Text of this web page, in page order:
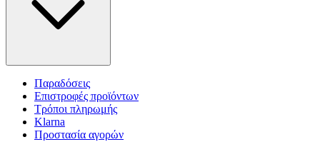
Παραδόσεις
Επιστροφές προϊόντων
Τρόποι πληρωμής
Klarna
Προστασία αγορών